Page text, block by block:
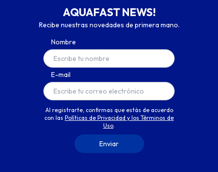
AQUAFAST NEWS!
Recibe nuestras novedades de primera mano.
Nombre
E-mail
Al registrarte, confirmas que estás de acuerdo
con las Políticas de Privacidad y los Términos de
Uso.